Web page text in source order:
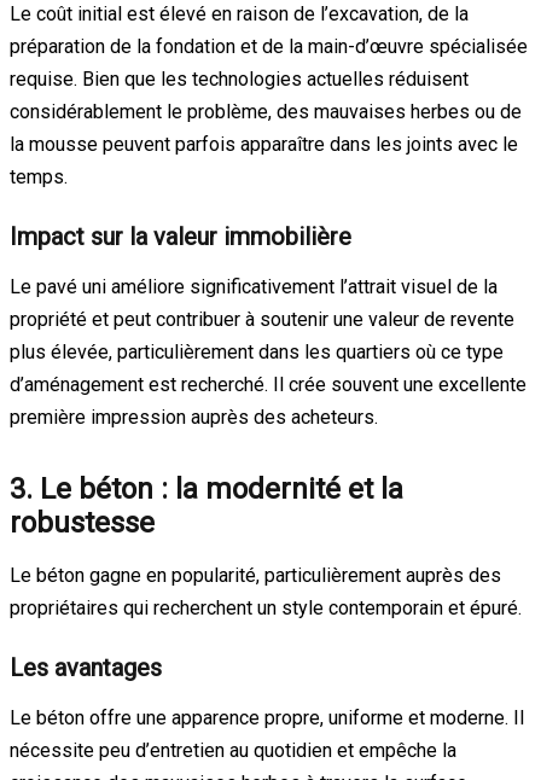
Le coût initial est élevé en raison de l’excavation, de la
préparation de la fondation et de la main-d’œuvre spécialisée
requise. Bien que les technologies actuelles réduisent
considérablement le problème, des mauvaises herbes ou de
la mousse peuvent parfois apparaître dans les joints avec le
temps.
Impact sur la valeur immobilière
Le pavé uni améliore significativement l’attrait visuel de la
propriété et peut contribuer à soutenir une valeur de revente
plus élevée, particulièrement dans les quartiers où ce type
d’aménagement est recherché. Il crée souvent une excellente
première impression auprès des acheteurs.
3. Le béton : la modernité et la
robustesse
Le béton gagne en popularité, particulièrement auprès des
propriétaires qui recherchent un style contemporain et épuré.
Les avantages
Le béton offre une apparence propre, uniforme et moderne. Il
nécessite peu d’entretien au quotidien et empêche la